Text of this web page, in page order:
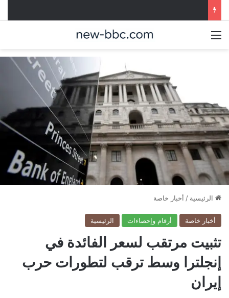
الرئيسية / أخبار خاصة
أخبار خاصة أرقام وإحصاءات الرئيسية
تثبيت مرتقب لسعر الفائدة في
إنجلترا وسط ترقب لتطورات حرب
إيران